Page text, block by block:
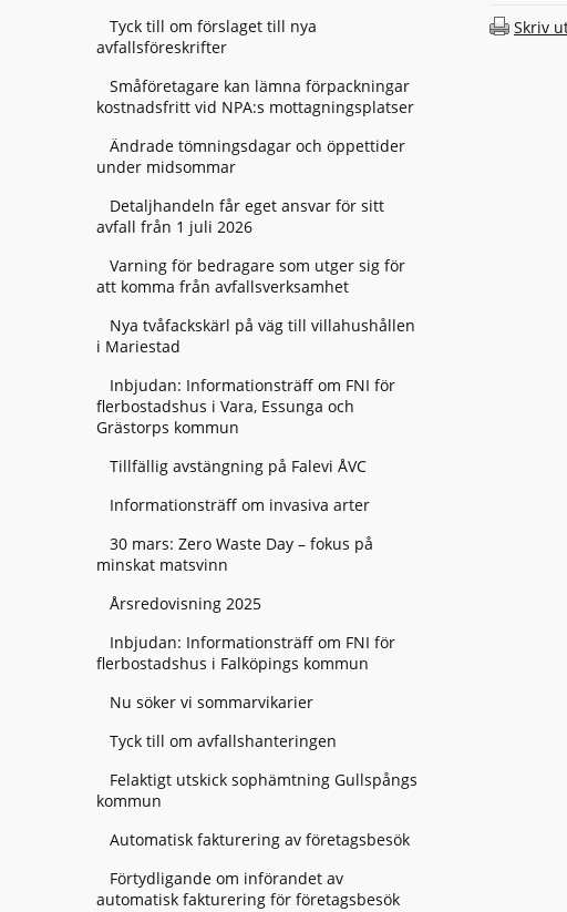
Tyck till om förslaget till nya
avfallsföreskrifter
Småföretagare kan lämna förpackningar
kostnadsfritt vid NPA:s mottagningsplatser
Ändrade tömningsdagar och öppettider
under midsommar
Detaljhandeln får eget ansvar för sitt
avfall från 1 juli 2026
Varning för bedragare som utger sig för
att komma från avfallsverksamhet
Nya tvåfackskärl på väg till villahushållen
i Mariestad
Inbjudan: Informationsträff om FNI för
flerbostadshus i Vara, Essunga och
Grästorps kommun
Tillfällig avstängning på Falevi ÅVC
Informationsträff om invasiva arter
30 mars: Zero Waste Day – fokus på
minskat matsvinn
Årsredovisning 2025
Inbjudan: Informationsträff om FNI för
flerbostadshus i Falköpings kommun
Nu söker vi sommarvikarier
Tyck till om avfallshanteringen
Felaktigt utskick sophämtning Gullspångs
kommun
Automatisk fakturering av företagsbesök
Förtydligande om införandet av
automatisk fakturering för företagsbesök
Skriv